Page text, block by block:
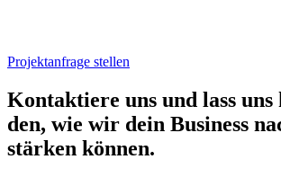
Projektanfrage stellen
Kon­tak­tie­re uns und lass
den, wie wir dein Busi­ness
stär­ken kön­nen.